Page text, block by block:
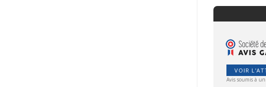
VOIR
Avis soumis à